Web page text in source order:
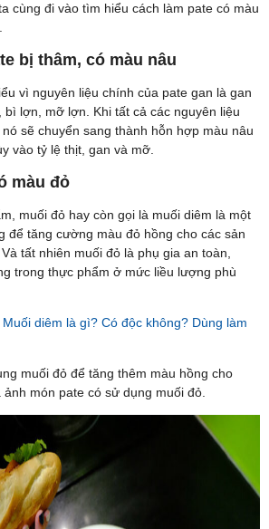
cùng đi vào tìm hiểu cách làm pate có màu
bị thâm, có màu nâu
vì nguyên liệu chính của pate gan là gan
bì lợn, mỡ lợn. Khi tất cả các nguyên liệu
sẽ chuyển sang thành hỗn hợp màu nâu
vào tỷ lệ thịt, gan và mỡ.
màu đỏ
muối đỏ hay còn gọi là muối diêm là một
để tăng cường màu đỏ hồng cho các sản
tất nhiên muối đỏ là phụ gia an toàn,
trong thực phẩm ở mức liều lượng phù
Muối diêm là gì? Có độc không? Dùng làm
muối đỏ để tăng thêm màu hồng cho
món pate có sử dụng muối đỏ.